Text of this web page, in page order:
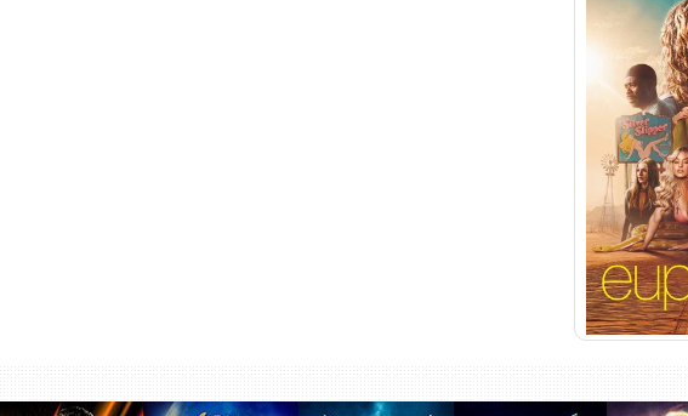
Torrent